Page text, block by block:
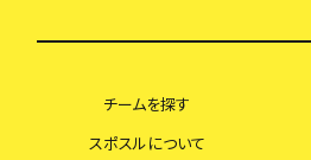
チームを探す
スポスルについて